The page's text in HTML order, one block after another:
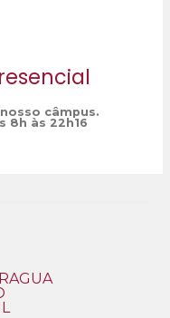
câmpus.
8h às 22h16